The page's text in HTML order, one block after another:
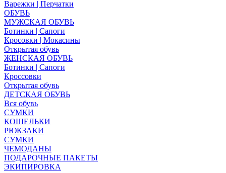
Варежки | Перчатки
ОБУВЬ
МУЖСКАЯ ОБУВЬ
Ботинки | Сапоги
Кросовки | Мокасины
Открытая обувь
ЖЕНСКАЯ ОБУВЬ
Ботинки | Сапоги
Кроссовки
Открытая обувь
ДЕТСКАЯ ОБУВЬ
Вся обувь
СУМКИ
КОШЕЛЬКИ
РЮКЗАКИ
СУМКИ
ЧЕМОДАНЫ
ПОДАРОЧНЫЕ ПАКЕТЫ
ЭКИПИРОВКА